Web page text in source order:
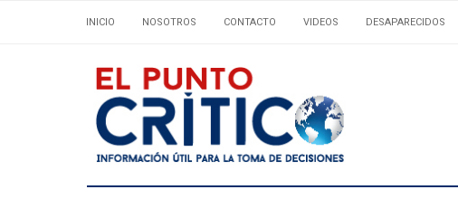
INICIO NOSOTROS CONTACTO VIDEOS DESAPARECIDOS